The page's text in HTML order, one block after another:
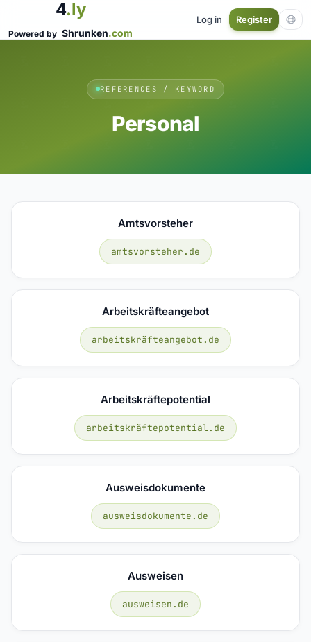
4.ly
Powered by Shrunken.com
Log in Register
REFERENCES / KEYWORD
Personal
Amtsvorsteher
amtsvorsteher.de
Arbeitskräfteangebot
arbeitskräfteangebot.de
Arbeitskräftepotential
arbeitskräftepotential.de
Ausweisdokumente
ausweisdokumente.de
Ausweisen
ausweisen.de